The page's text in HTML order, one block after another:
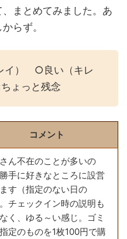
まとめてみました。あ
らず。
イ） ○良い（キレ
ょっと残念
コメント
ん不在のことが多いの
手に好きなところに設営
す（指定のない日の
チェックイン時の説明も
く、ゆる～い感じ。ゴミ
定のものを1枚100円で購